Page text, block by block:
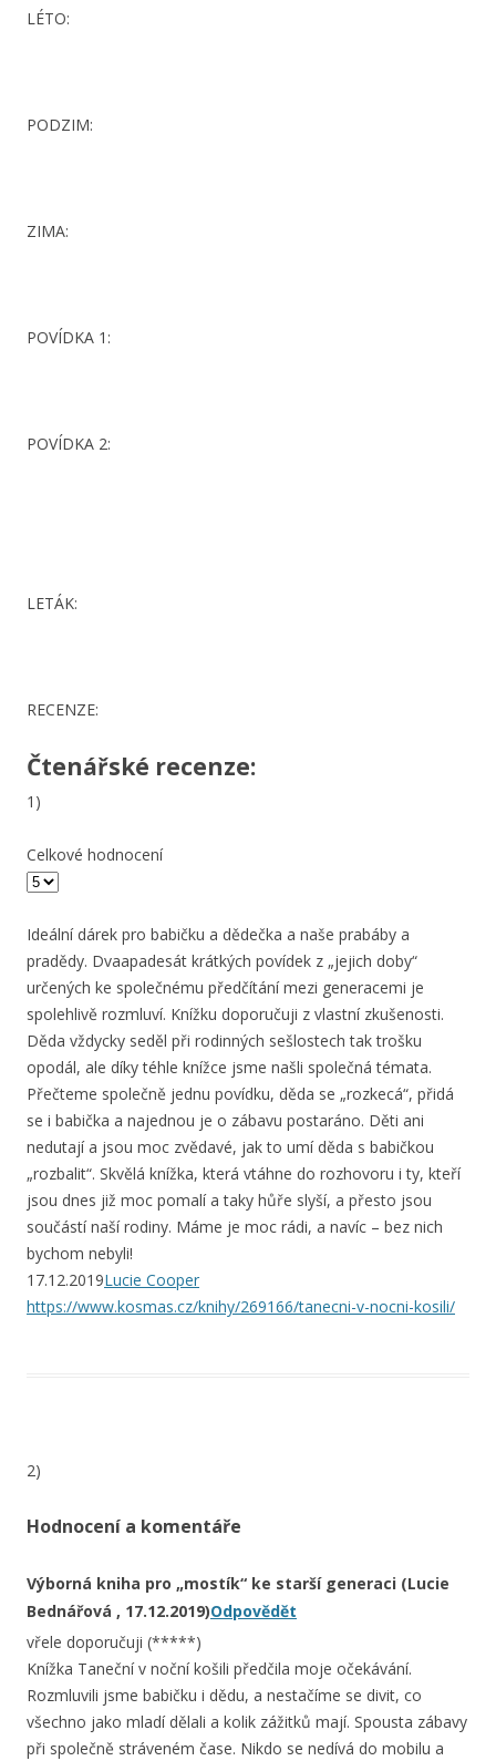
LÉTO:
PODZIM:
ZIMA:
POVÍDKA 1:
POVÍDKA 2:
LETÁK:
RECENZE:
Čtenářské recenze:
1)
Celkové hodnocení
Ideální dárek pro babičku a dědečka a naše prabáby a
pradědy. Dvaapadesát krátkých povídek z „jejich doby“
určených ke společnému předčítání mezi generacemi je
spolehlivě rozmluví. Knížku doporučuji z vlastní zkušenosti.
Děda vždycky seděl při rodinných sešlostech tak trošku
opodál, ale díky téhle knížce jsme našli společná témata.
Přečteme společně jednu povídku, děda se „rozkecá“, přidá
se i babička a najednou je o zábavu postaráno. Děti ani
nedutají a jsou moc zvědavé, jak to umí děda s babičkou
„rozbalit“. Skvělá knížka, která vtáhne do rozhovoru i ty, kteří
jsou dnes již moc pomalí a taky hůře slyší, a přesto jsou
součástí naší rodiny. Máme je moc rádi, a navíc – bez nich
bychom nebyli!
17.12.2019Lucie Cooper
https://www.kosmas.cz/knihy/269166/tanecni-v-nocni-kosili/
2)
Hodnocení a komentáře
Výborná kniha pro „mostík“ ke starší generaci (Lucie
Bednářová , 17.12.2019)Odpovědět
vřele doporučuji (*****)
Knížka Taneční v noční košili předčila moje očekávání.
Rozmluvili jsme babičku i dědu, a nestačíme se divit, co
všechno jako mladí dělali a kolik zážitků mají. Spousta zábavy
při společně stráveném čase. Nikdo se nedívá do mobilu a